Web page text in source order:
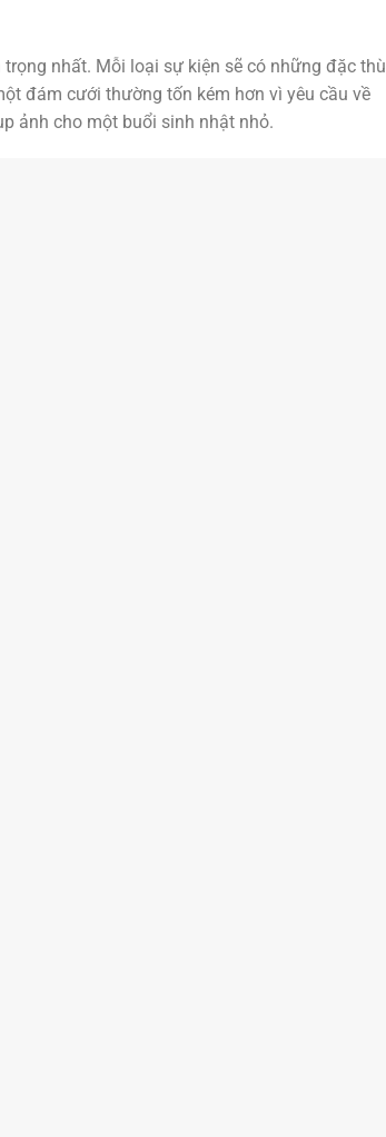
nhất. Mỗi loại sự kiện sẽ có những đặc thù
đám cưới thường tốn kém hơn vì yêu cầu về
ảnh cho một buổi sinh nhật nhỏ.